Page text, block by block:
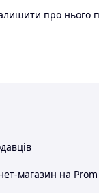
про нього
магазин на Prom